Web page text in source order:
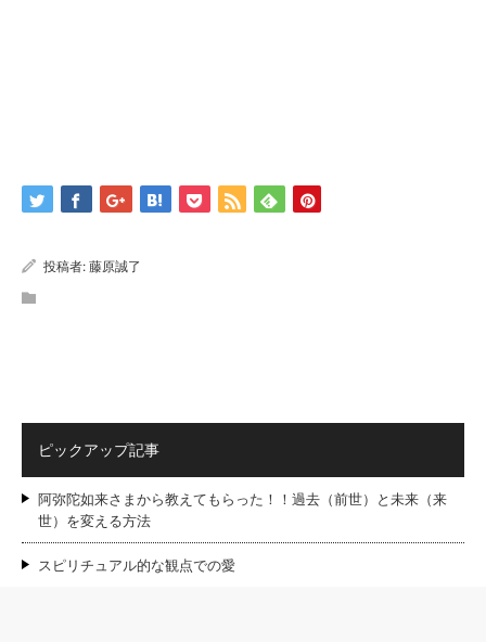
投稿者: 藤原誠了
ピックアップ記事
阿弥陀如来さまから教えてもらった！！過去（前世）と未来（来
世）を変える方法
スピリチュアル的な観点での愛